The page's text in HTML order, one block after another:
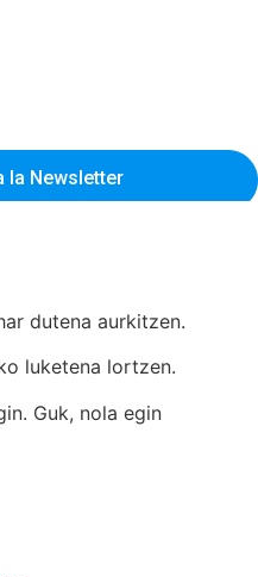
dutena aurkitzen.
luketena lortzen.
Guk, nola egin